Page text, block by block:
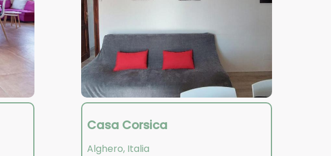
Casa Corsica
Alghero, Italia